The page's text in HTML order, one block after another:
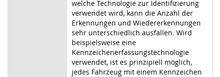
welche Technologie zur Identifizierung
verwendet wird, kann die Anzahl der
Erkennungen und Wiedererkennungen
sehr unterschiedlich ausfallen. Wird
beispielsweise eine
Kennzeichenerfassungstechnologie
verwendet, ist es prinzipiell möglich,
jedes Fahrzeug mit einem Kennzeichen